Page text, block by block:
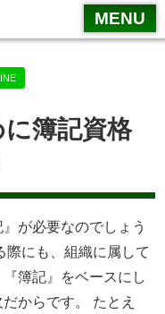
MENU
簿記資格
が必要なのでしょう
際にも、組織に属して
簿記』をベースにし
からです。 たとえ